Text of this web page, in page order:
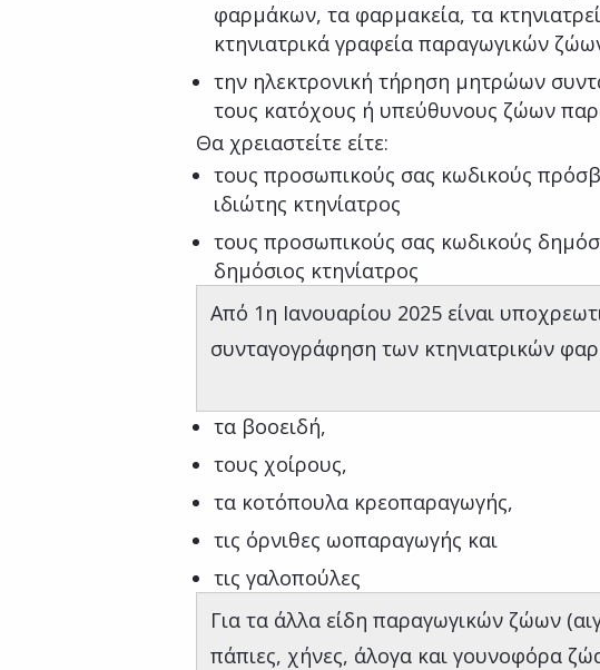
φαρμάκων, τα φαρμακεία, τα
κτηνιατρικά γραφεία παραγωγικών
την ηλεκτρονική τήρηση μητρώων
τους κατόχους ή υπεύθυνους ζώων
Θα χρειαστείτε είτε:
τους προσωπικούς σας κωδικούς
ιδιώτης κτηνίατρος
τους προσωπικούς σας κωδικούς
δημόσιος κτηνίατρος
Από 1η Ιανουαρίου 2025 είναι
συνταγογράφηση των κτηνιατρικών
τα βοοειδή,
τους χοίρους,
τα κοτόπουλα κρεοπαραγωγής,
τις όρνιθες ωοπαραγωγής και
τις γαλοπούλες
Για τα άλλα είδη παραγωγικών ζώων
πάπιες, χήνες, άλογα και γουνοφόρα